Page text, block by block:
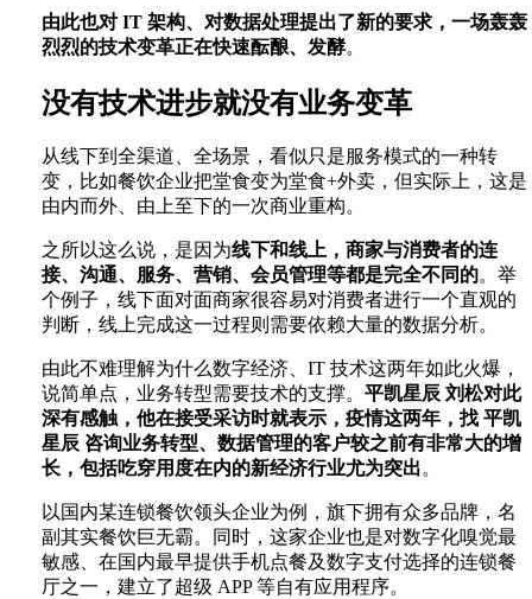
由此也对 IT 架构、对数据处理提出了新的要求，一场轰轰
烈烈的技术变革正在快速酝酿、发酵。
没有技术进步就没有业务变革
从线下到全渠道、全场景，看似只是服务模式的一种转
变，比如餐饮企业把堂食变为堂食+外卖，但实际上，这是
由内而外、由上至下的一次商业重构。
之所以这么说，是因为线下和线上，商家与消费者的连
接、沟通、服务、营销、会员管理等都是完全不同的。举
个例子，线下面对面商家很容易对消费者进行一个直观的
判断，线上完成这一过程则需要依赖大量的数据分析。
由此不难理解为什么数字经济、IT 技术这两年如此火爆，
说简单点，业务转型需要技术的支撑。 平凯星辰 刘松对此
深有感触，他在接受采访时就表示，疫情这两年，找 平凯
星辰 咨询业务转型、数据管理的客户较之前有非常大的增
长，包括吃穿用度在内的新经济行业尤为突出。
以国内某连锁餐饮领头企业为例，旗下拥有众多品牌，名
副其实餐饮巨无霸。同时，这家企业也是对数字化嗅觉最
敏感、在国内最早提供手机点餐及数字支付选择的连锁餐
厅之一，建立了超级 APP 等自有应用程序。